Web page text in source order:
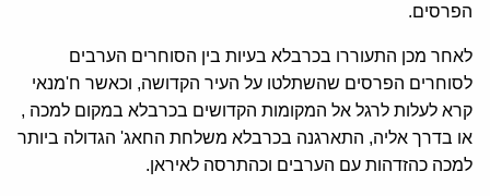
הפרסים.
לאחר מכן התעוררו בכרבלא בעיות בין הסוחרים הערבים
לסוחרים הפרסים שהשתלטו על העיר הקדושה, וכאשר ח'מנאי
קרא לעלות לרגל אל המקומות הקדושים בכרבלא במקום למכה ,
או בדרך אליה, התארגנה בכרבלא משלחת החאג' הגדולה ביותר
למכה כהזדהות עם הערבים וכהתרסה לאיראן.